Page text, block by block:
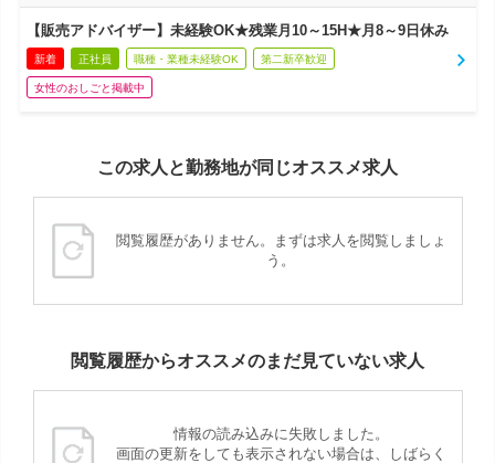
【販売アドバイザー】未経験OK★残業月10～15H★月8～9日休み
新着 正社員 職種・業種未経験OK 第二新卒歓迎
女性のおしごと掲載中
この求人と勤務地が同じオススメ求人
閲覧履歴がありません。まずは求人を閲覧しましょ
う。
閲覧履歴からオススメのまだ見ていない求人
情報の読み込みに失敗しました。
画面の更新をしても表示されない場合は、しばらく